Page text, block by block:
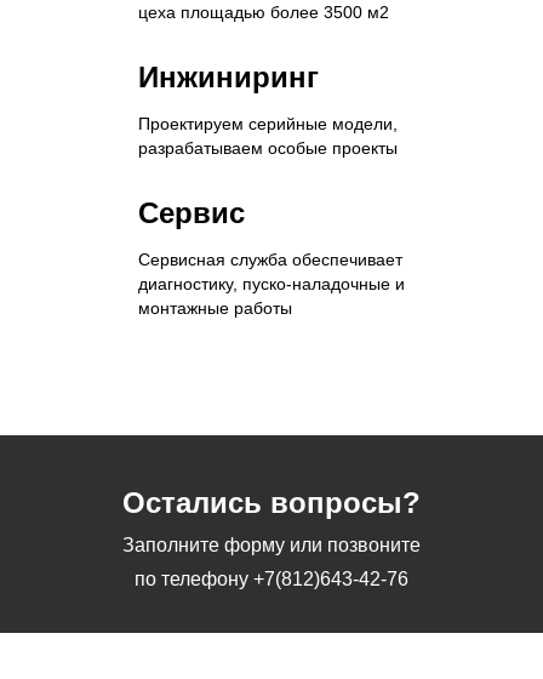
цеха площадью более 3500 м2
Инжиниринг
Проектируем серийные модели,
разрабатываем особые проекты
Сервис
Сервисная служба обеспечивает
диагностику, пуско-наладочные и
монтажные работы
Остались вопросы?
Заполните форму или позвоните
по телефону +7(812)643-42-76